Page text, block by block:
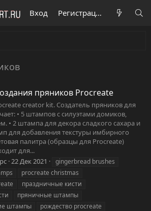
Вход Регистрация
пряников Procreate
creator kit. Создатель пряников для
• 5 штампов с силуэтами домиков,
• 2 штампа для декора сладкого сахара и
для добавления текстуры имбирного
палитра (образцы для Procreate)
для...
22 Дек 2021
gingerbread brushes
procreate christmas
праздничные кисти
пряничные штампы
штампы
рождество procreate